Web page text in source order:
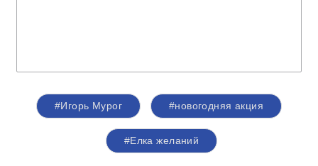
#Игорь Мурог #новогодняя акция
#Елка желаний